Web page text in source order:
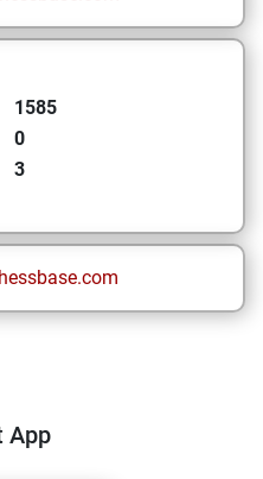
1585
0
3
App